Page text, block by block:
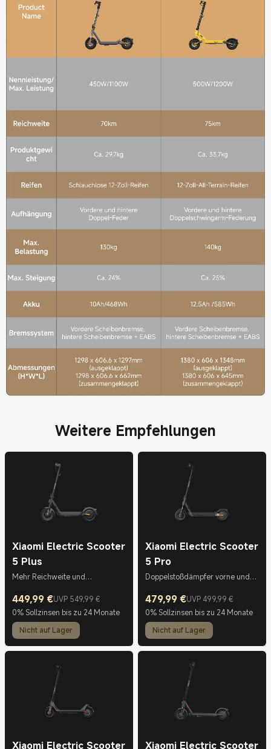
Weitere Empfehlungen
Xiaomi Electric Scooter
5 Plus
Mehr Reichweite und
449,99 €
Current Price €449.99
UVP 549,99 €
UVP 549,99 €
0% Sollzinsen bis zu 24 Monate
Nicht auf Lager
Xiaomi Electric Scooter
5 Pro
Doppelstoßdämpfer vorne und
479,99€
Current Price €479.99
UVP 499,99 €
UVP 499,99 €
0% Sollzinsen bis zu 24 Monate
Nicht auf Lager
Xiaomi Electric Scooter
Xiaomi Electric Scooter